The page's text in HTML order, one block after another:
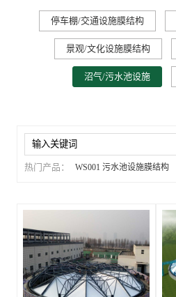
停车棚/交通设施膜结构
景观/文化设施膜结构
沼气/污水池设施
热门产品： WS001 污水池设施膜结构